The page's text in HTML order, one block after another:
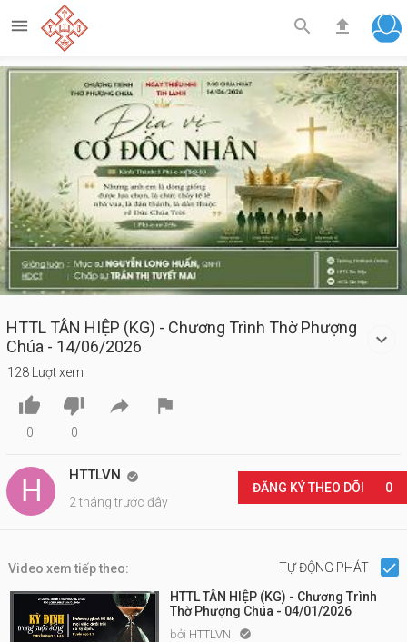
  
Play
Video
HTTL TÂN HIỆP (KG) - Chương Trình Thờ Phượng
Chúa - 14/06/2026
128 Lượt xem

0

0
 
HTTLVN 
2 tháng trước đây
ĐĂNG KÝ THEO DÕI 0
Video xem tiếp theo: TỰ ĐỘNG PHÁT
HTTL TÂN HIỆP (KG) - Chương Trình
Thờ Phượng Chúa - 04/01/2026
bởi HTTLVN 